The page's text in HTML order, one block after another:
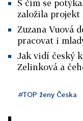
S čím se
založila
Zuzana Vuová
pracovat i
Jak vidí český
Zelinková a
#TOP ženy Česka